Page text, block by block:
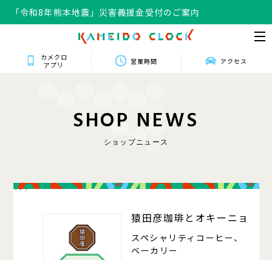
「令和8年熊本地震」災害義援金受付のご案内
カメクロ
アプリ
営業時間 アクセス
SHOP NEWS
ショップニュース
101
猿田彦珈琲とオキーニョ
スペシャリティコーヒー、
ベーカリー